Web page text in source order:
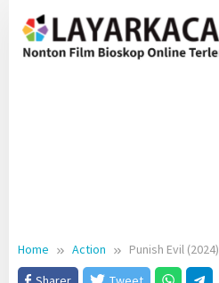
content
Home Action
Punish Evil (2024)